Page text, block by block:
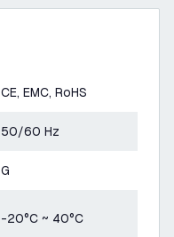
CE, EMC, RoHS
50/60 Hz
G
-20°C ~ 40°C